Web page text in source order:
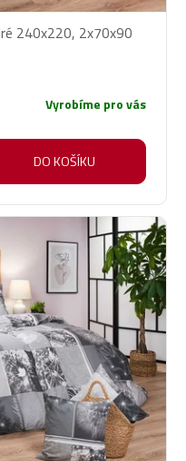
240x220, 2x70x90
Vyrobíme pro vás
DO KOŠÍKU